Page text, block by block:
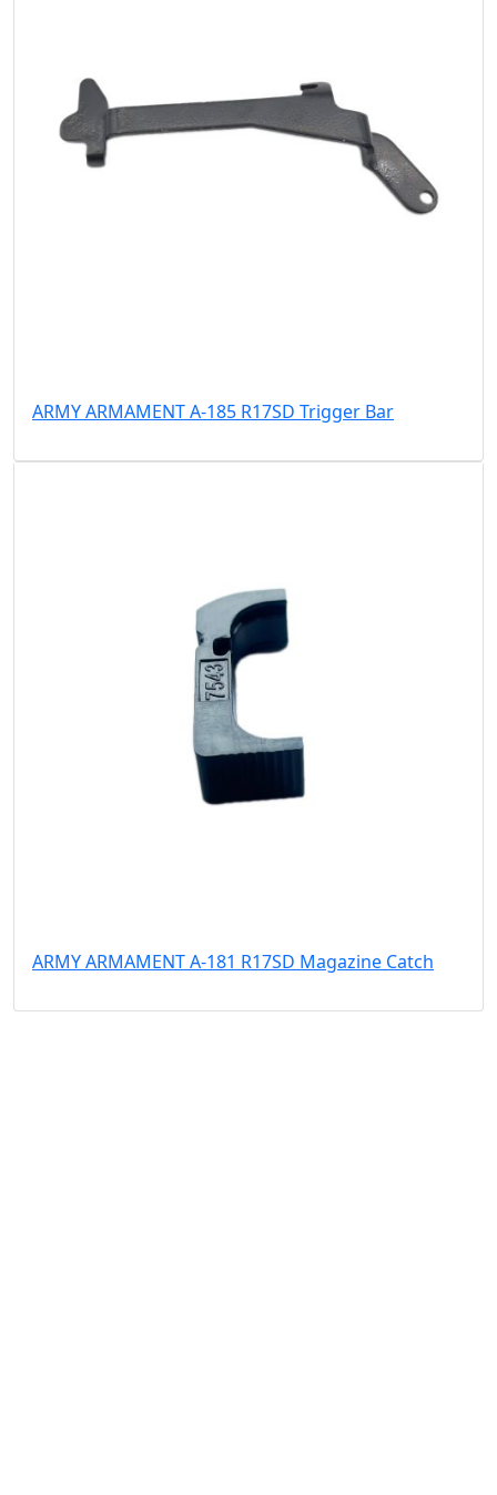
ARMY ARMAMENT A-185 R17SD Trigger Bar
ARMY ARMAMENT A-181 R17SD Magazine Catch